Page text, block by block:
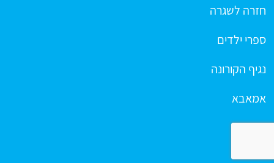
חזרה לשגרה
ספרי ילדים
נגיף הקורונה
אמאבא